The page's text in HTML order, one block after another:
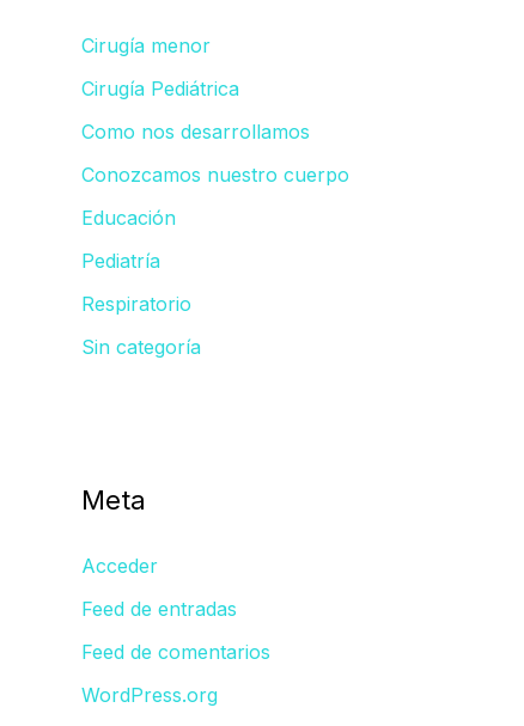
Cirugía menor
Cirugía Pediátrica
Como nos desarrollamos
Conozcamos nuestro cuerpo
Educación
Pediatría
Respiratorio
Sin categoría
Meta
Acceder
Feed de entradas
Feed de comentarios
WordPress.org